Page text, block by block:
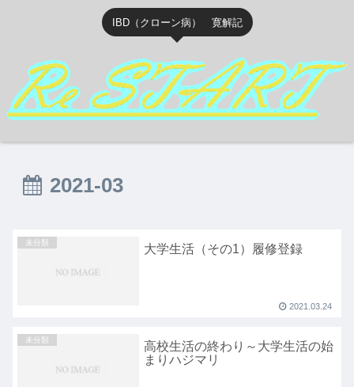
IBD（クローン病） 寛解記
2021-03
未分類 大学生活（その1）履修登録
2021.03.24
未分類
高校生活の終わり～大学生活の始
まりハジマリ